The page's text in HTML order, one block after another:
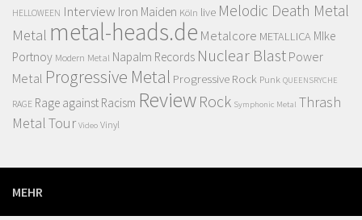
HELLOWEEN Interview Iron Maiden Köln live Melodic Death Metal
Metal metal-heads.de Metalcore METALLICA MIke
Portnoy Modern Metal Napalm Records Nuclear Blast Power
Metal Progressive Metal Progressive Rock Punk QUEENSRYCHE
RAGE Rage against Racism Review Rock Symphonic Metal Thrash
MetalTour Video Vinyl
MEHR